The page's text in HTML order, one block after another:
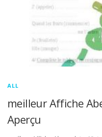
ALL
meilleur Affiche
Aperçu